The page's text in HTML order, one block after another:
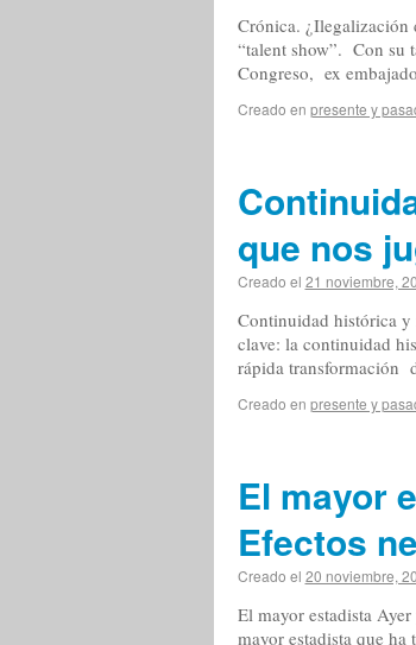
Crónica. ¿Ilegalización
“talent show”. Con su
Congreso, ex
Creado en presente y
que nos
Creado el 21 noviembre,
Continuidad histórica y
clave: la continuidad
rápida transformación
Creado en presente y
El mayor
Efectos
Creado el 20 noviembre,
El mayor estadista
mayor estadista que ha